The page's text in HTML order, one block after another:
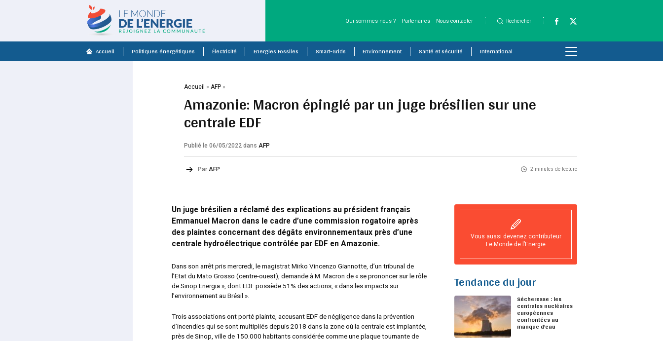
Qui sommes-nous ? Partenaires Nous contacter Rechercher
Accueil Politiques énergétiques Électricité Energies Fossiles Smart-Grids Environnement Santé et sécurité International
Accueil »AFP »
Amazonie: Macron épinglé par un juge brésilien sur une
centrale EDF
Publié le 06/05/2022dans AFP
Par AFP 2 minutes de lecture
Un juge brésilien a réclamé des explications au président français
Emmanuel Macron dans le cadre d’une commission rogatoire après
des plaintes concernant des dégâts environnementaux près d’une
centrale hydroélectrique contrôlée par EDF en Amazonie.
Dans son arrêt pris mercredi, le magistrat Mirko Vincenzo Giannotte, d’un tribunal de
l’Etat du Mato Grosso (centre-ouest), demande à M. Macron de « se prononcer sur le rôle
de Sinop Energia », dont EDF possède 51% des actions, « dans les impacts sur
l’environnement au Brésil ».
Trois associations ont porté plainte, accusant EDF de négligence dans la prévention
d’incendies qui se sont multipliés depuis 2018 dans la zone où la centrale est implantée,
près de Sinop, ville de 150.000 habitants considérée comme une plaque tournante de
Vous aussi devenez contributeur
Le Monde de l’Energie
Tendance du jour
Sécheresse : les
centrales nucléaires
européennes
confrontées au
manque d’eau